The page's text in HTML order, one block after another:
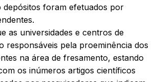
depósitos foram efetuados por
universidades e centros de
responsáveis pela proeminência dos
na área de fresamento, estando
os inúmeros artigos científicos